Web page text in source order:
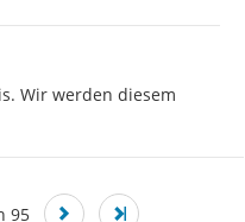
Wir werden diesem
95